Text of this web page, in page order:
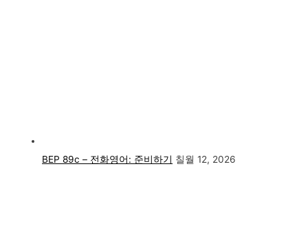
BEP 89c – 전화영어: 준비하기 칠월 12, 2026